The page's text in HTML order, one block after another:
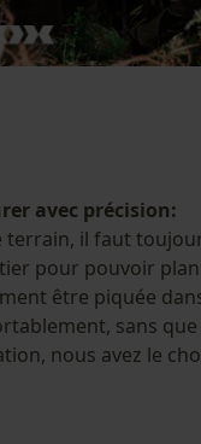
avec précision:
terrain, il faut
pour pouvoir
être piquée
sans
nous avez le